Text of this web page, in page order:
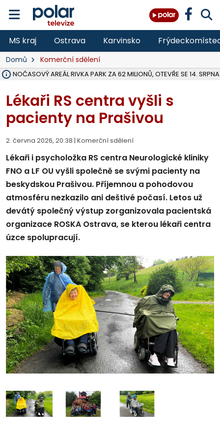
MS kraj Ostrava Karvinsko
Domů Komerční sdělení
AREÁL RIVKA PARK ZA 62 MILIONŮ, OTEVŘE SE 14. SRPNA
Lékaři RS centra vyšli s
pacienty na Prašivou
2. června 2026, 20:38 | Komerční sdělení
Lékaři i psycholožka RS centra Neurologické kliniky
FNO a LF OU vyšli společně se svými pacienty na
beskydskou Prašivou. Příjemnou a pohodovou
atmosféru nezkazilo ani deštivé počasí. Letos už
devátý společný výstup zorganizovala pacientská
organizace ROSKA Ostrava, se kterou lékaři centra
úzce spolupracují.